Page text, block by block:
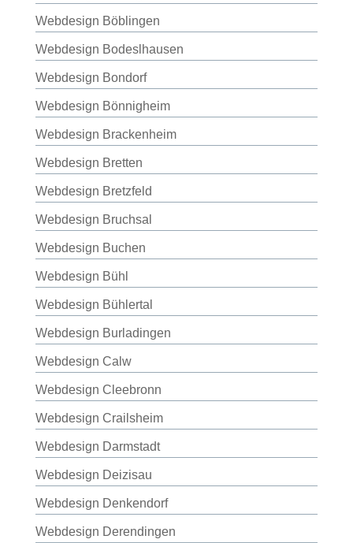
Webdesign Böblingen
Webdesign Bodeslhausen
Webdesign Bondorf
Webdesign Bönnigheim
Webdesign Brackenheim
Webdesign Bretten
Webdesign Bretzfeld
Webdesign Bruchsal
Webdesign Buchen
Webdesign Bühl
Webdesign Bühlertal
Webdesign Burladingen
Webdesign Calw
Webdesign Cleebronn
Webdesign Crailsheim
Webdesign Darmstadt
Webdesign Deizisau
Webdesign Denkendorf
Webdesign Derendingen